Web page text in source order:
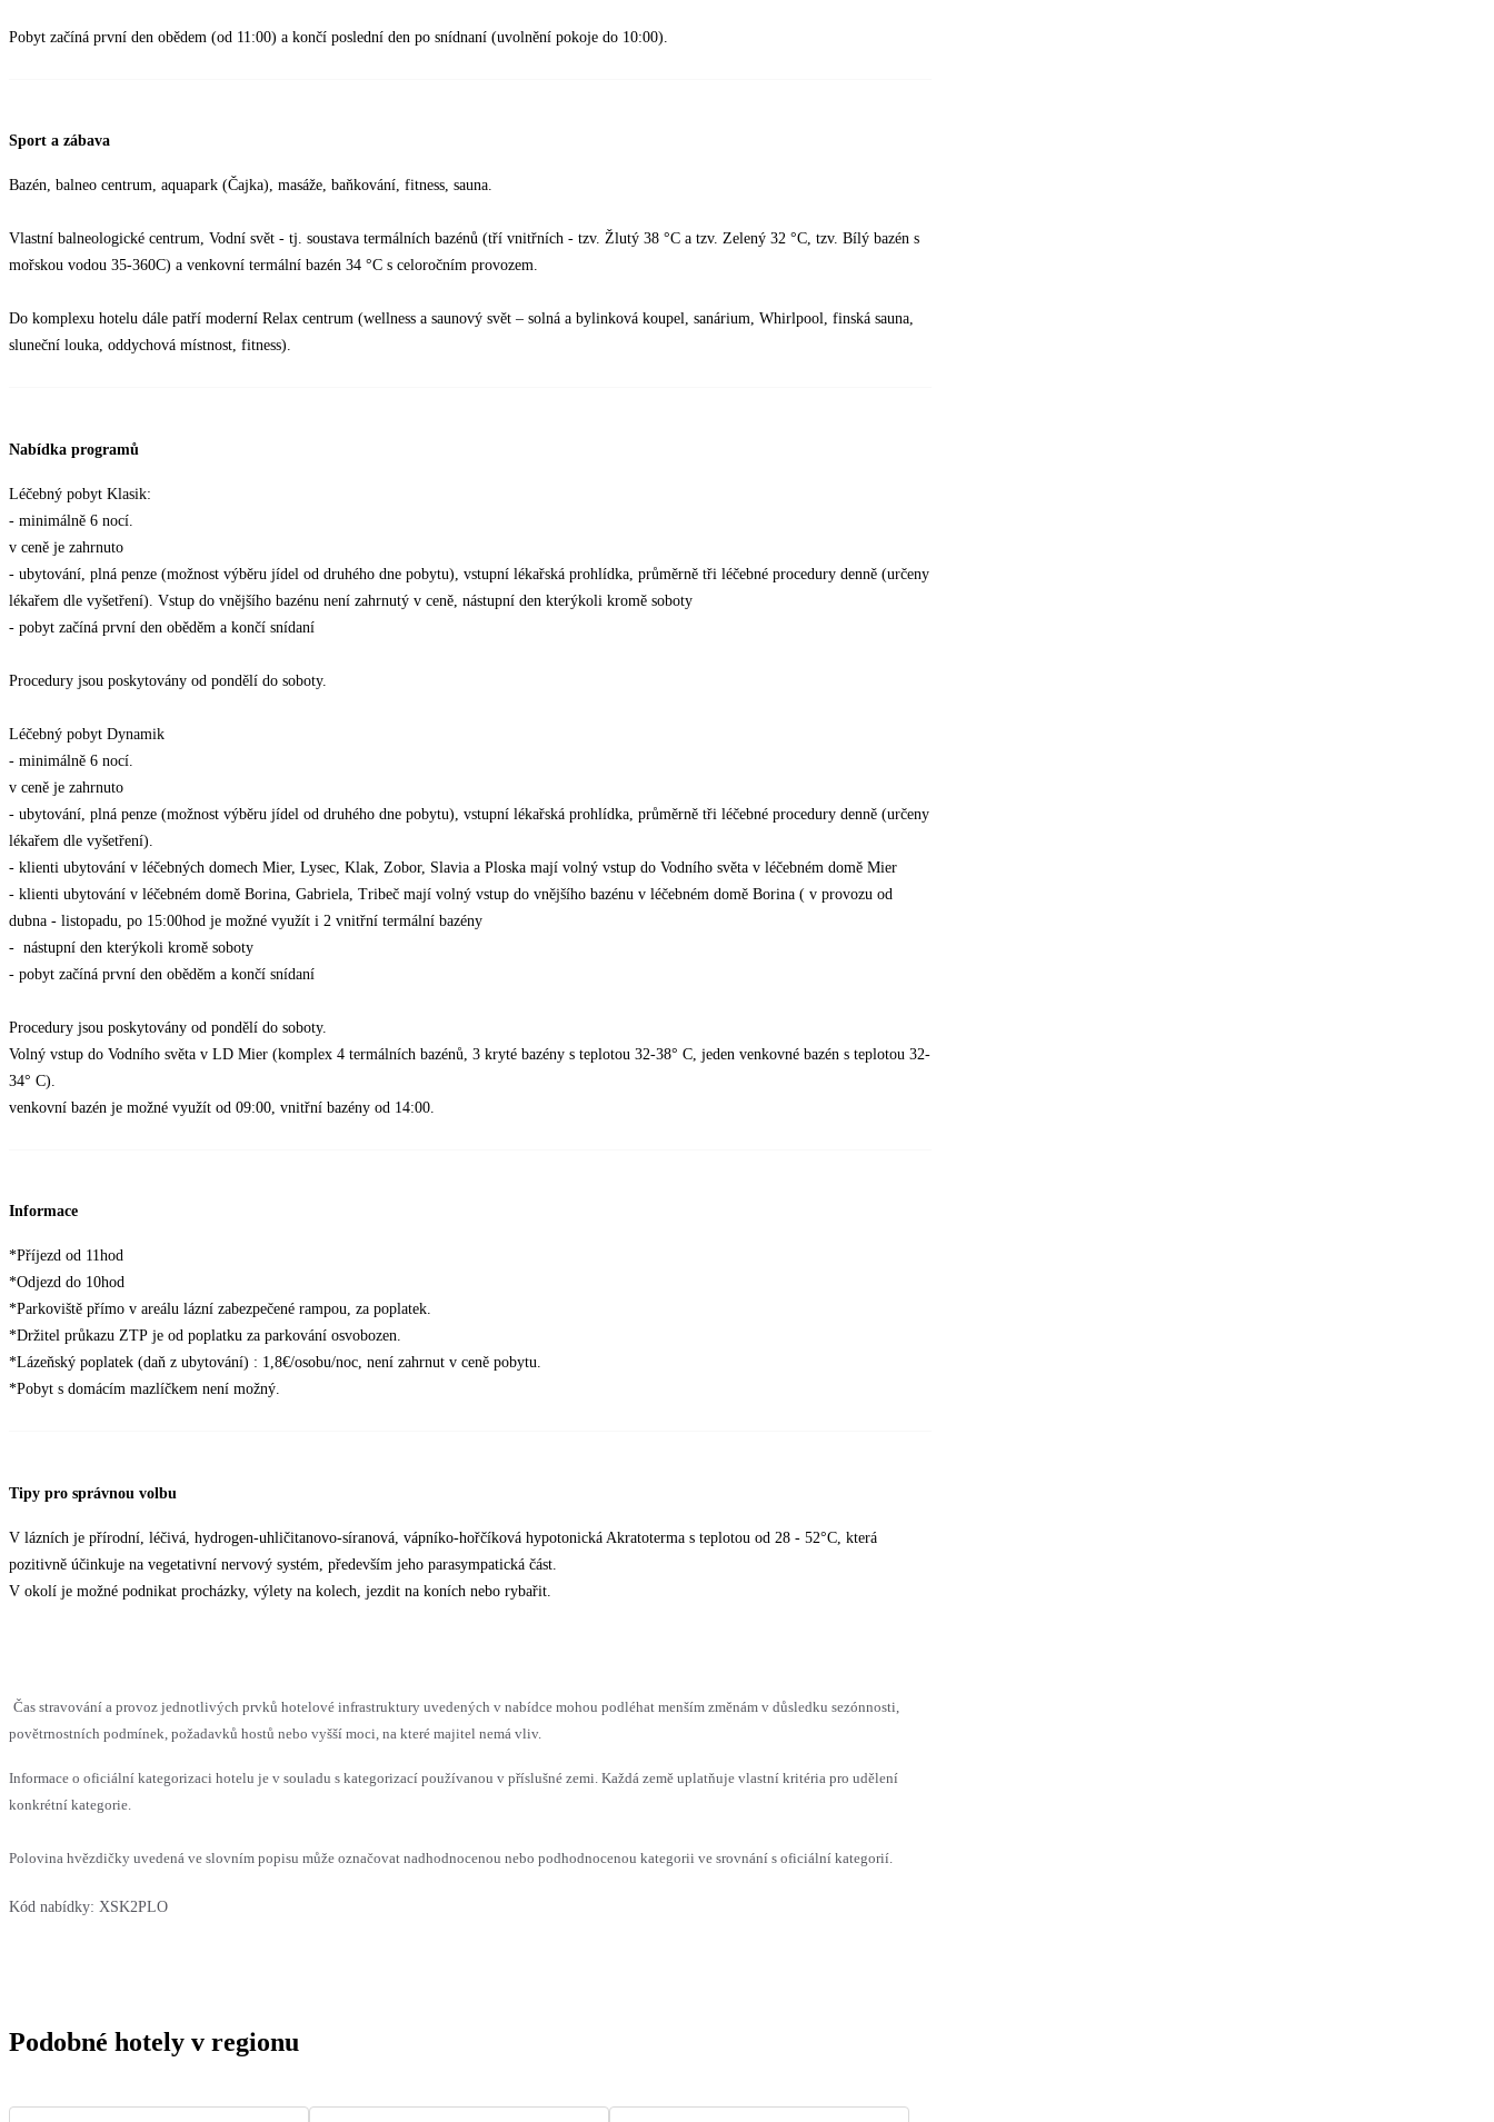
Pobyt začíná první den obědem (od 11:00) a končí poslední den po snídnaní (uvolnění pokoje do 10:00).
Sport a zábava
Bazén, balneo centrum, aquapark (Čajka), masáže, baňkování, fitness, sauna.
Vlastní balneologické centrum, Vodní svět - tj. soustava termálních bazénů (tří vnitřních - tzv. Žlutý 38 °C a tzv. Zelený 32 °C, tzv. Bílý bazén s
mořskou vodou 35-360C) a venkovní termální bazén 34 °C s celoročním provozem.
Do komplexu hotelu dále patří moderní Relax centrum (wellness a saunový svět – solná a bylinková koupel, sanárium, Whirlpool, finská sauna,
sluneční louka, oddychová místnost, fitness).
Nabídka programů
Léčebný pobyt Klasik:
- minimálně 6 nocí.
v ceně je zahrnuto
- ubytování, plná penze (možnost výběru jídel od druhého dne pobytu), vstupní lékařská prohlídka, průměrně tři léčebné procedury denně (určeny
lékařem dle vyšetření). Vstup do vnějšího bazénu není zahrnutý v ceně, nástupní den kterýkoli kromě soboty
- pobyt začíná první den oběděm a končí snídaní
Procedury jsou poskytovány od pondělí do soboty.
Léčebný pobyt Dynamik
- minimálně 6 nocí.
v ceně je zahrnuto
- ubytování, plná penze (možnost výběru jídel od druhého dne pobytu), vstupní lékařská prohlídka, průměrně tři léčebné procedury denně (určeny
lékařem dle vyšetření).
- klienti ubytování v léčebných domech Mier, Lysec, Klak, Zobor, Slavia a Ploska mají volný vstup do Vodního světa v léčebném domě Mier
- klienti ubytování v léčebném domě Borina, Gabriela, Tribeč mají volný vstup do vnějšího bazénu v léčebném domě Borina ( v provozu od
dubna - listopadu, po 15:00hod je možné využít i 2 vnitřní termální bazény
- nástupní den kterýkoli kromě soboty
- pobyt začíná první den oběděm a končí snídaní
Procedury jsou poskytovány od pondělí do soboty.
Volný vstup do Vodního světa v LD Mier (komplex 4 termálních bazénů, 3 kryté bazény s teplotou 32-38° C, jeden venkovné bazén s teplotou 32-
34° C).
venkovní bazén je možné využít od 09:00, vnitřní bazény od 14:00.
Informace
*Příjezd od 11hod
*Odjezd do 10hod
*Parkoviště přímo v areálu lázní zabezpečené rampou, za poplatek.
*Držitel průkazu ZTP je od poplatku za parkování osvobozen.
*Lázeňský poplatek (daň z ubytování) : 1,8€/osobu/noc, není zahrnut v ceně pobytu.
*Pobyt s domácím mazlíčkem není možný.
Tipy pro správnou volbu
V lázních je přírodní, léčivá, hydrogen-uhličitanovo-síranová, vápníko-hořčíková hypotonická Akratoterma s teplotou od 28 - 52°C, která
pozitivně účinkuje na vegetativní nervový systém, především jeho parasympatická část.
V okolí je možné podnikat procházky, výlety na kolech, jezdit na koních nebo rybařit.
Čas stravování a provoz jednotlivých prvků hotelové infrastruktury uvedených v nabídce mohou podléhat menším změnám v důsledku sezónnosti,
povětrnostních podmínek, požadavků hostů nebo vyšší moci, na které majitel nemá vliv.
Informace o oficiální kategorizaci hotelu je v souladu s kategorizací používanou v příslušné zemi. Každá země uplatňuje vlastní kritéria pro udělení
konkrétní kategorie.
Polovina hvězdičky uvedená ve slovním popisu může označovat nadhodnocenou nebo podhodnocenou kategorii ve srovnání s oficiální kategorií.
Kód nabídky: XSK2PLO
Podobné hotely v regionu